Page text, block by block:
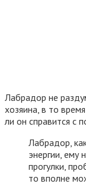
Лабрадор не
хозяина, в то
ли он справится с
Лабрадор,
энергии, ему
прогулки,
то вполне